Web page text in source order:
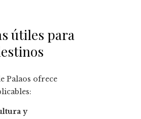
útiles para
Palaos ofrece
y